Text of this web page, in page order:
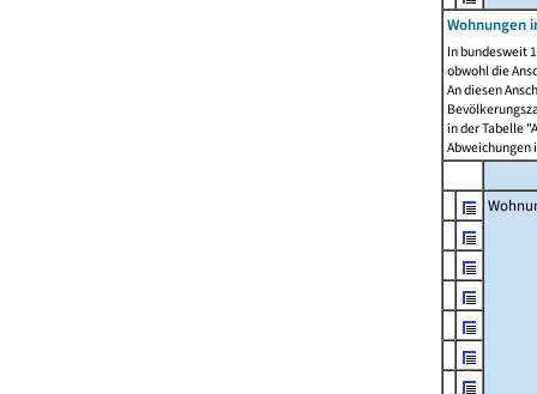
Wohnungen
In bundesweit
obwohl die
An diesen
in der Tabelle
Abweichungen